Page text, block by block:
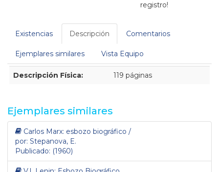
registro!
Existencias Descripción Comentarios
Ejemplares similares
Vista Equipo
Descripción
Descripción Física: 119 páginas
Ejemplares similares
Carlos Marx: esbozo biográfico /
por: Stepanova, E.
Publicado: (1960)